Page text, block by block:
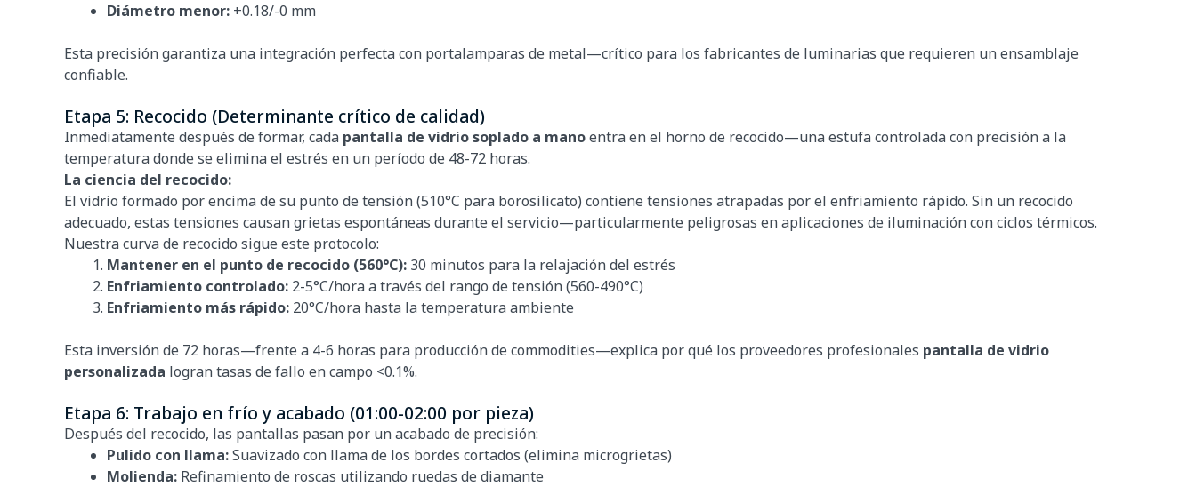
Diámetro menor: +0.18/-0 mm
Esta precisión garantiza una integración perfecta con portalamparas de metal—crítico para los fabricantes de luminarias que requieren un ensamblaje
confiable.
Etapa 5: Recocido (Determinante crítico de calidad)
Inmediatamente después de formar, cada pantalla de vidrio soplado a manoentra en el horno de recocido—una estufa controlada con precisión a la
temperatura donde se elimina el estrés en un período de 48-72 horas.
La ciencia del recocido:
El vidrio formado por encima de su punto de tensión (510°C para borosilicato) contiene tensiones atrapadas por el enfriamiento rápido. Sin un recocido
adecuado, estas tensiones causan grietas espontáneas durante el servicio—particularmente peligrosas en aplicaciones de iluminación con ciclos térmicos.
Nuestra curva de recocido sigue este protocolo:
Mantener en el punto de recocido (560°C): 30 minutos para la relajación del estrés
Enfriamiento controlado: 2-5°C/hora a través del rango de tensión (560-490°C)
Enfriamiento más rápido: 20°C/hora hasta la temperatura ambiente
Esta inversión de 72 horas—frente a 4-6 horas para producción de commodities—explica por qué los proveedores profesionales pantalla de vidrio
personalizada logran tasas de fallo en campo <0.1%.
Etapa 6: Trabajo en frío y acabado (01:00-02:00 por pieza)
Después del recocido, las pantallas pasan por un acabado de precisión:
Pulido con llama:Suavizado con llama de los bordes cortados (elimina microgrietas)
Molienda: Refinamiento de roscas utilizando ruedas de diamante